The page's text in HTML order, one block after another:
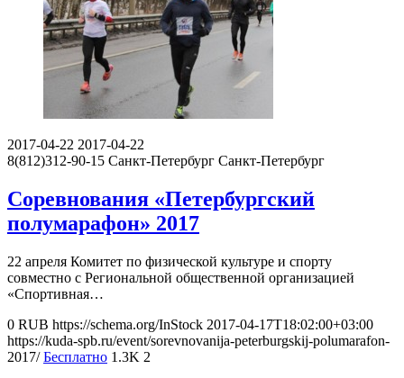
2017-04-22 2017-04-22
8(812)312-90-15 Санкт-Петербург Санкт-Петербург
Соревнования «Петербургский
полумарафон» 2017
22 апреля Комитет по физической культуре и спорту
совместно с Региональной общественной организацией
«Спортивная…
0 RUB https://schema.org/InStock 2017-04-17T18:02:00+03:00
https://kuda-spb.ru/event/sorevnovanija-peterburgskij-polumarafon-
2017/ Бесплатно 1.3K 2